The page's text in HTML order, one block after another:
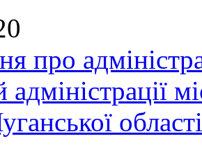
про
адміністрації
області